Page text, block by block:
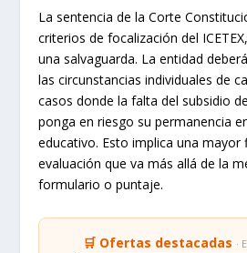
La sentencia de la Corte
criterios de focalización del
una salvaguarda. La entidad
las circunstancias individuales de
casos donde la falta del subsidio
ponga en riesgo su permanencia
educativo. Esto implica una mayor
evaluación que va más allá de la
formulario o puntaje.
🛒 Ofertas destacadas ·